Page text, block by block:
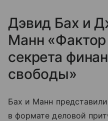
Дэвид Бах и
Манн «Фактор
секрета
свободы»
Бах и Манн
в формате деловой